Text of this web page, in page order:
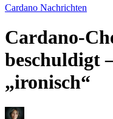
Cardano Nachrichten
Cardano-
beschuldigt
„ironisch“